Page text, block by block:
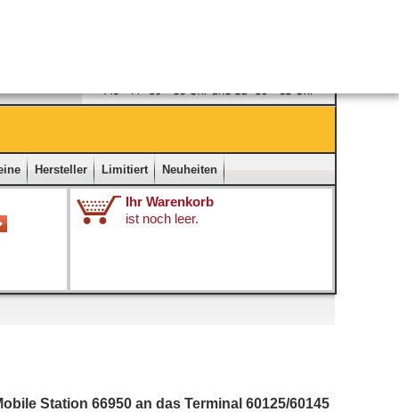
Hersteller Limitiert Neuheiten
Ihr Warenkorb
ist noch leer.
Station 66950 an das Terminal 60125/60145